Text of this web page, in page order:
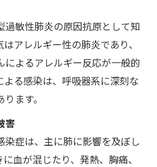
過敏性肺炎の原因抗原として知
アレルギー性の肺炎であり、
によるアレルギー反応が一般的
よる感染は、呼吸器系に深刻な
ます。
害
染症は、主に肺に影響を及ぼし
血が混じたり、発熱、胸痛、